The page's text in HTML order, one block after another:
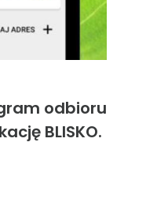
odbioru
BLISKO.